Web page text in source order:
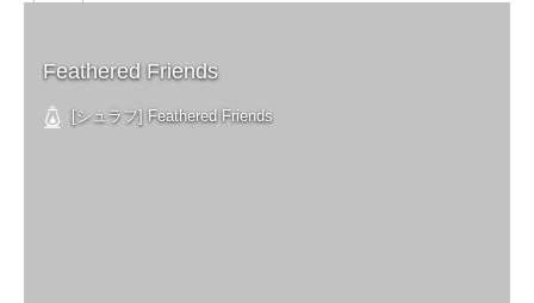
Feathered Friends
[シュラフ] Feathered Friends